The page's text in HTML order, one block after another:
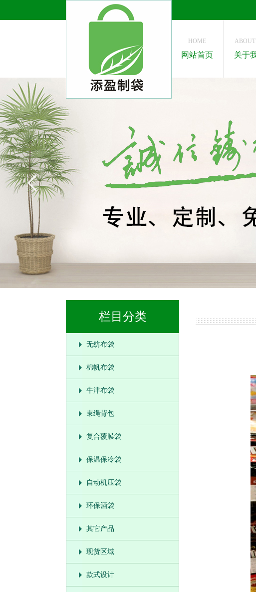
HOME
网站首页 关于
栏目分类
无纺布袋
棉帆布袋
牛津布袋
束绳背包
复合覆膜袋
保温保冷袋
自动机压袋
环保酒袋
其它产品
现货区域
款式设计